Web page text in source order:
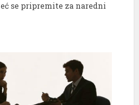
se pripremite za naredni